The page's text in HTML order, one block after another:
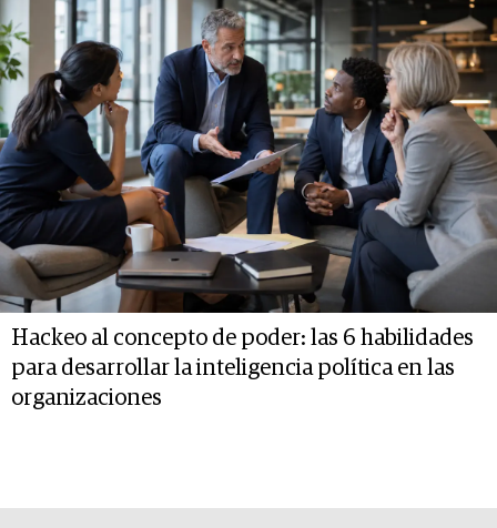
Hackeo al concepto de poder: las 6 habilidades
para desarrollar la inteligencia política en las
organizaciones